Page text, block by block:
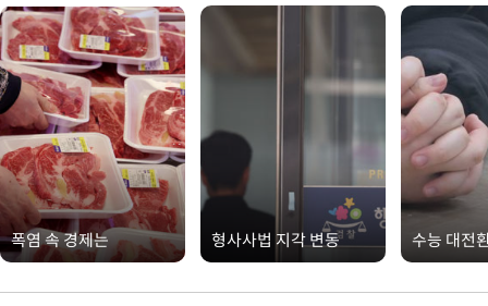
폭염 속 경제는 형사사법 지각 변동 수능 대전